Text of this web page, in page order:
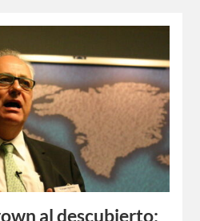
al descubierto: